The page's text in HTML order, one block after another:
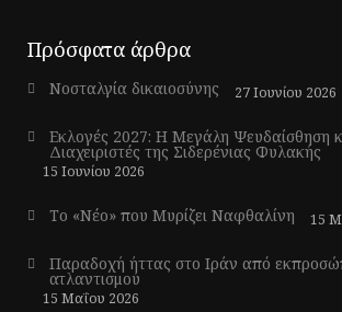
Πρόσφατα άρθρα
Νοσταλγία δικαιοσύνης 27 Ιουνίου 2026
Εκλογές 2027: Η Μεγάλη Ψευδαίσθηση
Διαχειριστές της Σιδερένιας Φυλακής
15 Ιουνίου 2026
Το «Νέο» που Μυρίζει Ναφθαλίνη 15
Παραδοχή ήττας στο Ιράν από
ατλαντισμού
15 Μαΐου 2026